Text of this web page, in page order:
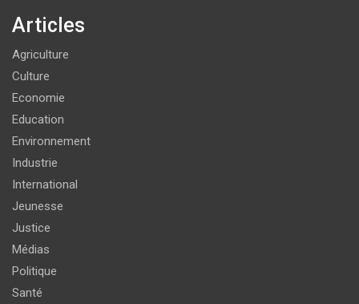
Articles
Agriculture
Culture
Economie
Education
Environnement
Industrie
International
Jeunesse
Justice
Médias
Politique
Santé